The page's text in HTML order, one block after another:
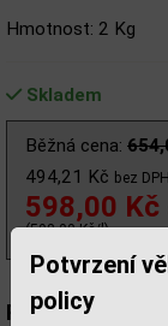
Potvrzení
policy
Hmotnost: 2 Kg
Skladem
Běžná cena:
494,21 Kč bez DPH
598,00 Kč
(598,00 Kč/l)
Popis: